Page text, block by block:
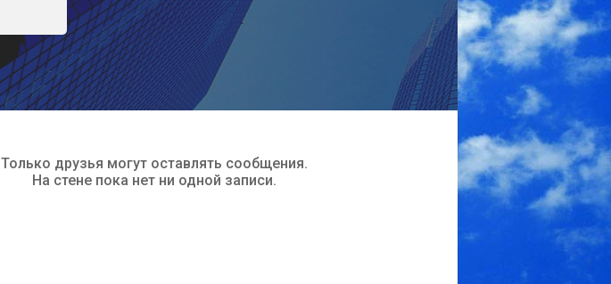
Только друзья могут оставлять сообщения.
На стене пока нет ни одной записи.